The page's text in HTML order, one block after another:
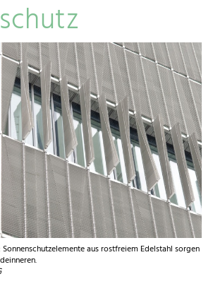
aus rostfreiem Edelstahl sorgen